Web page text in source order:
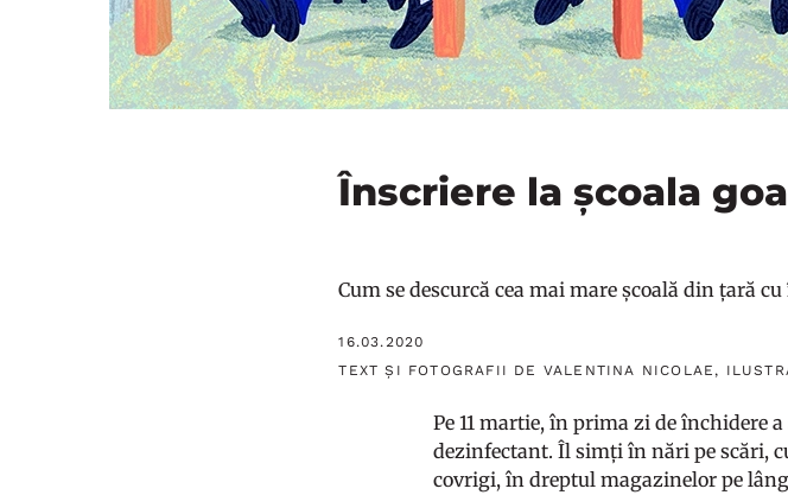
Înscriere la școala
Cum se descurcă cea mai mare școală din țară
16.03.2020
TEXT ȘI FOTOGRAFII DE VALENTINA NICOLAE,
Pe 11 martie, în prima zi de închidere
dezinfectant. Îl simți în nări pe scări,
covrigi, în dreptul magazinelor pe